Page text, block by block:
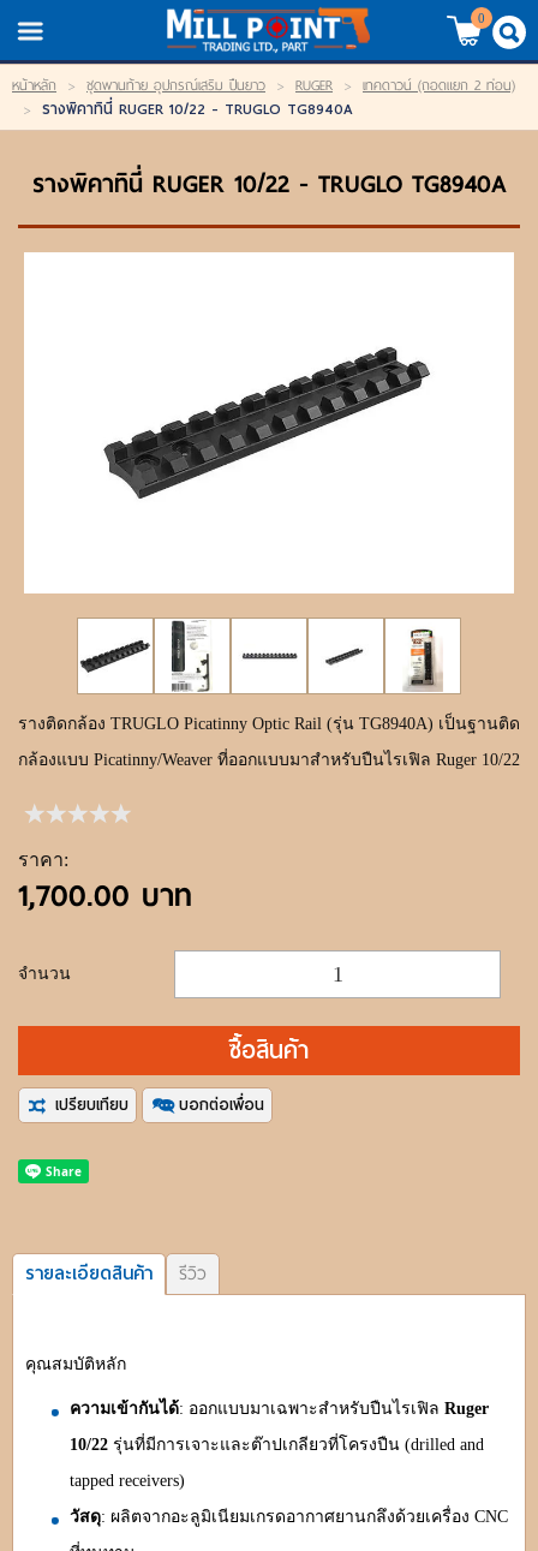
TH/EN
LOGIN REGISTER
My Wishlist
หน้าหลัก
เข้าสู่ระบบ
แจ้งชำระเงิน
ค้นหาสินค้า
ติดต่อเรา
0
หน้าหลัก > ชุดพานท้าย อุปกรณ์เสริม ปืนยาว > RUGER > เทคดาวน์ (ถอดแยก 2 ท่อน)
> รางพิคาทินี่ RUGER 10/22 - TRUGLO TG8940A
รางพิคาทินี่ RUGER 10/22 - TRUGLO TG8940A
รางติดกล้อง TRUGLO Picatinny Optic Rail (รุ่น TG8940A) เป็นฐานติด
กล้องแบบ Picatinny/Weaver ที่ออกแบบมาสำหรับปืนไรเฟิล Ruger 10/22
ราคา:
1,700.00 บาท
จำนวน
ซื้อสินค้า
เปรียบเทียบ บอกต่อเพื่อน
รายละเอียดสินค้า รีวิว
คุณสมบัติหลัก
ความเข้ากันได้: ออกแบบมาเฉพาะสำหรับปืนไรเฟิล Ruger
10/22 รุ่นที่มีการเจาะและต๊าปเกลียวที่โครงปืน (drilled and
tapped receivers)
วัสดุ: ผลิตจากอะลูมิเนียมเกรดอากาศยานกลึงด้วยเครื่อง CNC